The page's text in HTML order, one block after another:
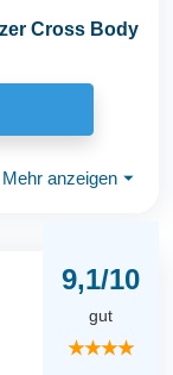
Cross Body
Mehr anzeigen ⏷
9,1/10
gut
★★★★